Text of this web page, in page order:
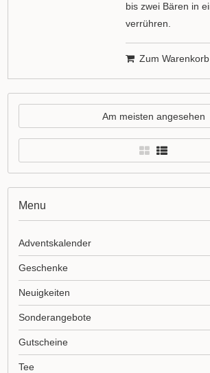
bis zwei Bären in
verrühren.
Zum
Am meisten angesehen
Menu
Adventskalender
Geschenke
Neuigkeiten
Sonderangebote
Gutscheine
Tee